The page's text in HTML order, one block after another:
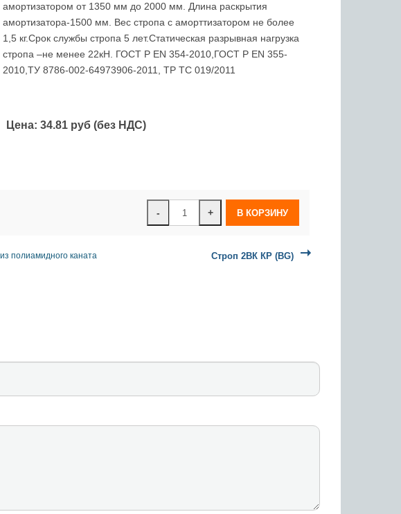
амортизатором от 1350 мм до 2000 мм. Длина раскрытия
амортизатора-1500 мм. Вес стропа с аморттизатором не более
1,5 кг.Срок службы стропа 5 лет.Статическая разрывная нагрузка
стропа –не менее 22кН. ГОСТ Р ЕN 354-2010,ГОСТ Р ЕN 355-
2010,ТУ 8786-002-64973906-2011, ТР ТС 019/2011
Цена: 34.81 руб (без НДС)
- +
полиамидного каната Cтроп 2ВК КР (BG)